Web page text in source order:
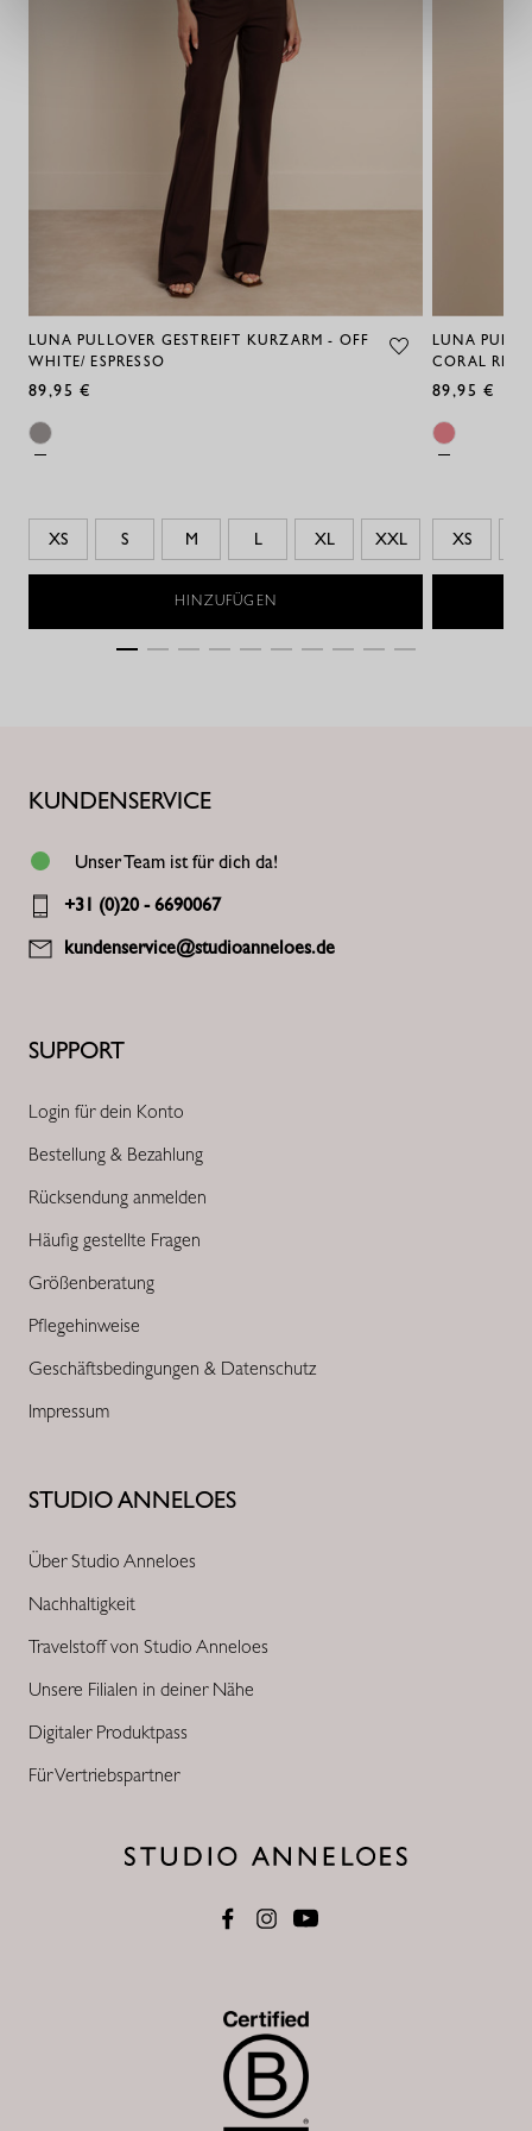
LUNA PULLOVER GESTREIFT KURZARM - OFF
WHITE/ ESPRESSO
89,95 €
XS S M L XL XXL
HINZUFÜGEN
LUNA
CORAL
89,95 €
XS
STUDIO ANNELOES
Über Studio Anneloes
Nachhaltigkeit
Travelstoff von Studio Anneloes
Unsere Filialen in deiner Nähe
Digitaler Produktpass
Für Vertriebspartner
SUPPORT
Login für dein Konto
Bestellung & Bezahlung
Rücksendung anmelden
Häufig gestellte Fragen
Größenberatung
Pflegehinweise
Geschäftsbedingungen & Datenschutz
Impressum
KUNDENSERVICE
Unser Team ist für dich da!
+31 (0)20 - 6690067
kundenservice@studioanneloes.de